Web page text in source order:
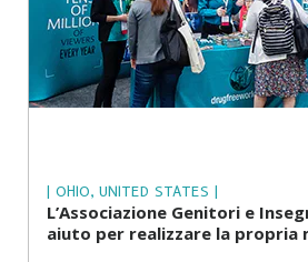
| OHIO, UNITED STATES |
L’Associazione Genitori e
aiuto per realizzare la propria